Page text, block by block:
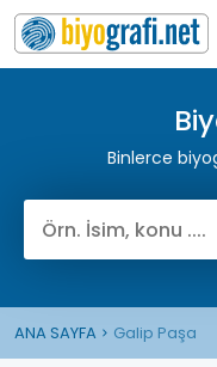
Binlerce
ANA SAYFA Galip Paşa